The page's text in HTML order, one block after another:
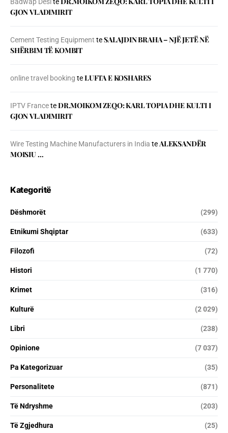
GJON VLADIMIRIT
Cement Testing Equipment teSALAJDIN BRAHA – NJЁ JETЁ NЁ
SHЁRBIM TЁ KOMBIT
online travel booking teLUFTA E KOSHARES
IPTV FranceteDR.MOIKOM ZEQO: KARL TOPIA DHE KULTI I
GJON VLADIMIRIT
Wire Testing Machine Manufacturers in India teALEKSANDËR
MOISIU …
Kategoritë
Dëshmorët (299)
Etnikumi Shqiptar (633)
Filozofi (72)
Histori (1 770)
Krimet (316)
Kulturë (2 029)
Libri (238)
Opinione (7 037)
Pa Kategorizuar (35)
Personalitete (871)
Të Ndryshme (203)
Të Zgjedhura (25)